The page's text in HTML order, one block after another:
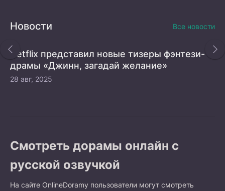
Новости Все новости
Netflix представил новые тизеры фэнтези-
драмы «Джинн, загадай желание»
28 авг, 2025
Смотреть дорамы онлайн с
русской озвучкой
На сайте OnlineDoramy пользователи могут смотреть